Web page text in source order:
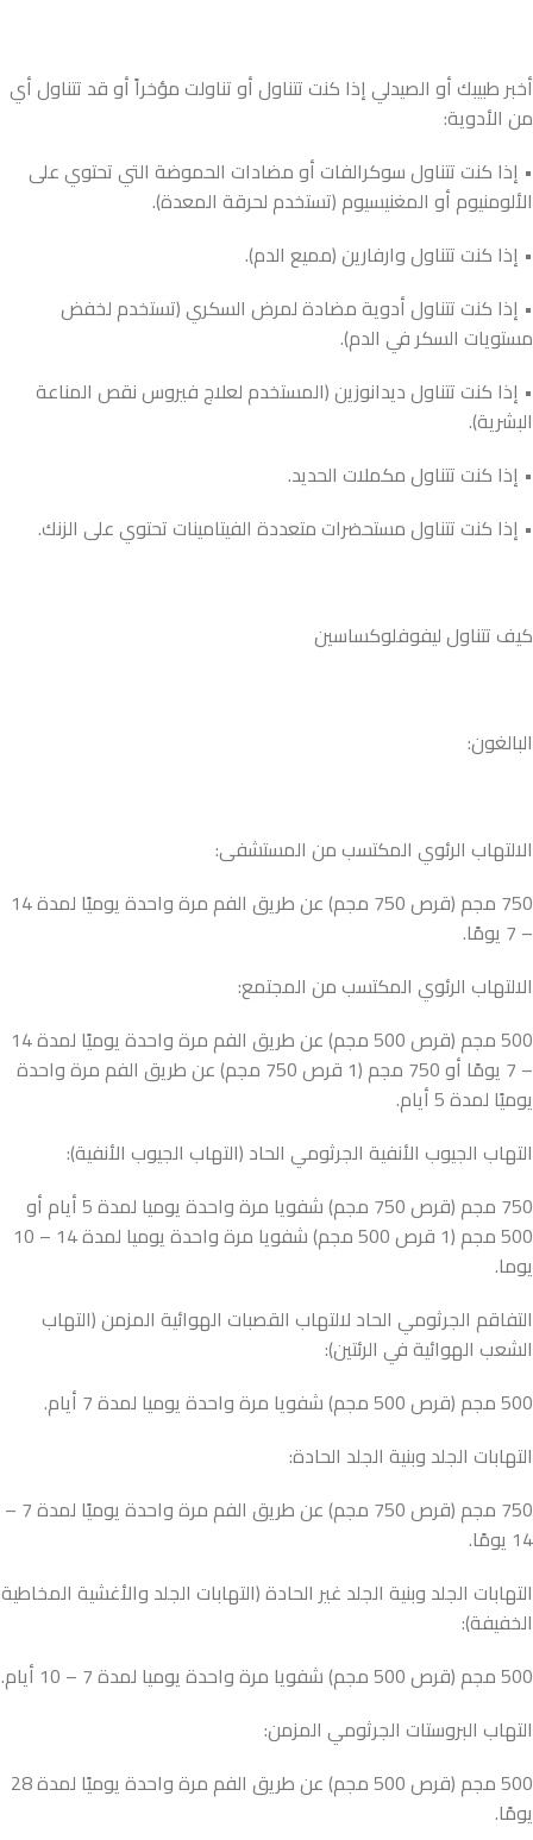
أخبر طبيبك أو الصيدلي إذا كنت تتناول أو تناولت مؤخراً أو قد تتناول أي
من الأدوية:
• إذا كنت تتناول سوكرالفات أو مضادات الحموضة التي تحتوي على
الألومنيوم أو المغنيسيوم (تستخدم لحرقة المعدة).
• إذا كنت تتناول وارفارين (مميع الدم).
• إذا كنت تتناول أدوية مضادة لمرض السكري (تستخدم لخفض
مستويات السكر في الدم).
• إذا كنت تتناول ديدانوزين (المستخدم لعلاج فيروس نقص المناعة
البشرية).
• إذا كنت تتناول مكملات الحديد.
• إذا كنت تتناول مستحضرات متعددة الفيتامينات تحتوي على الزنك.
كيف تتناول ليفوفلوكساسين
البالغون:
الالتهاب الرئوي المكتسب من المستشفى:
750 مجم (قرص 750 مجم) عن طريق الفم مرة واحدة يوميًا لمدة 14
– 7 يومًا.
الالتهاب الرئوي المكتسب من المجتمع:
500 مجم (قرص 500 مجم) عن طريق الفم مرة واحدة يوميًا لمدة 14
– 7 يومًا أو 750 مجم (1 قرص 750 مجم) عن طريق الفم مرة واحدة
يوميًا لمدة 5 أيام.
التهاب الجيوب الأنفية الجرثومي الحاد (التهاب الجيوب الأنفية):
750 مجم (قرص 750 مجم) شفويا مرة واحدة يوميا لمدة 5 أيام أو
500 مجم (1 قرص 500 مجم) شفويا مرة واحدة يوميا لمدة 14 – 10
يوما.
التفاقم الجرثومي الحاد لالتهاب القصبات الهوائية المزمن (التهاب
الشعب الهوائية في الرئتين):
500 مجم (قرص 500 مجم) شفويا مرة واحدة يوميا لمدة 7 أيام.
التهابات الجلد وبنية الجلد الحادة:
750 مجم (قرص 750 مجم) عن طريق الفم مرة واحدة يوميًا لمدة 7 –
14 يومًا.
التهابات الجلد وبنية الجلد غير الحادة (التهابات الجلد والأغشية المخاطية
الخفيفة):
500 مجم (قرص 500 مجم) شفويا مرة واحدة يوميا لمدة 7 – 10 أيام.
التهاب البروستات الجرثومي المزمن:
500 مجم (قرص 500 مجم) عن طريق الفم مرة واحدة يوميًا لمدة 28
يومًا.